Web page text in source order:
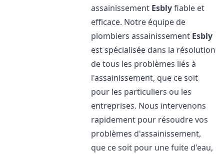
assainissement Esblyfiable et
efficace. Notre équipe de
plombiers assainissement Esbly
est spécialisée dans la résolution
de tous les problèmes liés à
l'assainissement, que ce soit
pour les particuliers ou les
entreprises. Nous intervenons
rapidement pour résoudre vos
problèmes d'assainissement,
que ce soit pour une fuite d'eau,